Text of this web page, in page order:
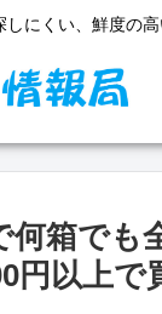
にくい、鮮度の高
何箱でも
円以上で